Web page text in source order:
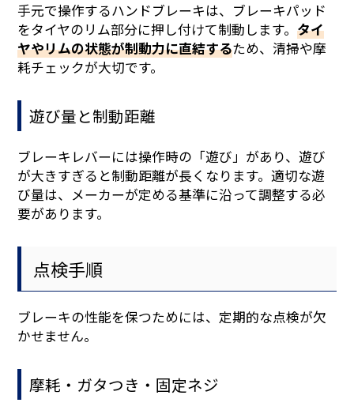
手元で操作するハンドブレーキは、ブレーキパッド
をタイヤのリム部分に押し付けて制動します。タイ
ヤやリムの状態が制動力に直結するため、清掃や摩
耗チェックが大切です。
遊び量と制動距離
ブレーキレバーには操作時の「遊び」があり、遊び
が大きすぎると制動距離が長くなります。適切な遊
び量は、メーカーが定める基準に沿って調整する必
要があります。
点検手順
ブレーキの性能を保つためには、定期的な点検が欠
かせません。
摩耗・ガタつき・固定ネジ